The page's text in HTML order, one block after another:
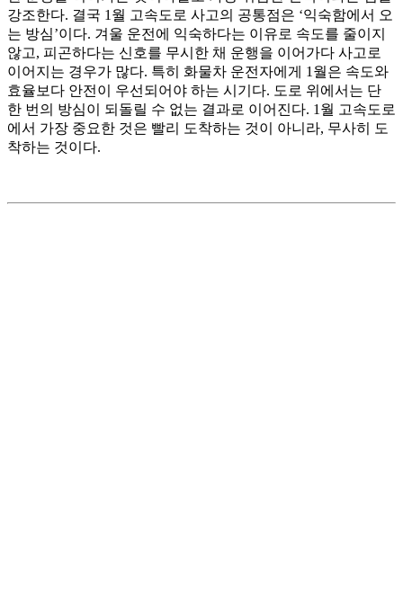
강조한다. 결국 1월 고속도로 사고의 공통점은 ‘익숙함에서 오
는 방심’이다. 겨울 운전에 익숙하다는 이유로 속도를 줄이지
않고, 피곤하다는 신호를 무시한 채 운행을 이어가다 사고로
이어지는 경우가 많다. 특히 화물차 운전자에게 1월은 속도와
효율보다 안전이 우선되어야 하는 시기다. 도로 위에서는 단
한 번의 방심이 되돌릴 수 없는 결과로 이어진다. 1월 고속도로
에서 가장 중요한 것은 빨리 도착하는 것이 아니라, 무사히 도
착하는 것이다.